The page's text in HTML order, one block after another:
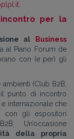
per la
al
Business
al Piano Forum de
con (e per) gli
(Club B2B,
punto di incontro
internazionale che
con gli espositori
Un’occasione
della propria